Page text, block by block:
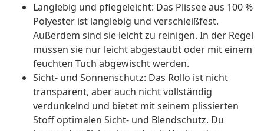
Langlebig und pflegeleicht: Das Plissee aus 100 %
Polyester ist langlebig und verschleißfest.
Außerdem sind sie leicht zu reinigen. In der Regel
müssen sie nur leicht abgestaubt oder mit einem
feuchten Tuch abgewischt werden.
Sicht- und Sonnenschutz: Das Rollo ist nicht
transparent, aber auch nicht vollständig
verdunkelnd und bietet mit seinem plissierten
Stoff optimalen Sicht- und Blendschutz. Du